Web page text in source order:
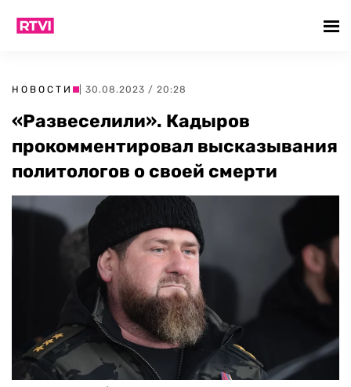
НОВОСТИ | 30.08.2023 / 20:28
«Развеселили». Кадыров
прокомментировал высказывания
политологов о своей смерти